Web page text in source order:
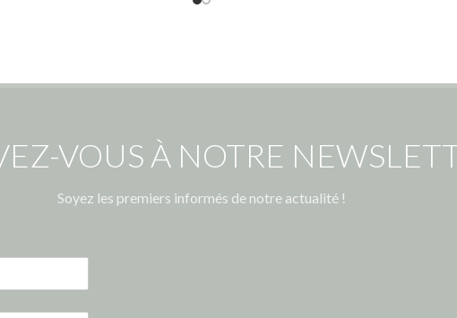
VOUS À NOTRE
Soyez les premiers informés de notre actualité !